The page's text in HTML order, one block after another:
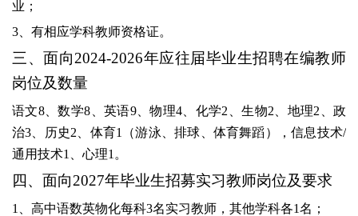
业；
3、有相应学科教师资格证。
三、面向2024-2026年应往届毕业生招聘在编教师
岗位及数量
语文8、数学8、英语9、物理4、化学2、生物2、地理2、政
治3、历史2、体育1（游泳、排球、体育舞蹈），信息技术/
通用技术1、心理1。
四、面向2027年毕业生招募实习教师岗位及要求
1、高中语数英物化每科3名实习教师，其他学科各1名；